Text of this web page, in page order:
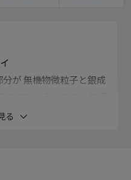
が 無機物微粒子と銀成
の 菌の増殖を防ぐ効果
る